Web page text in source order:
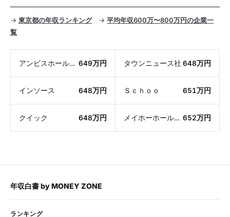
→ 東京都の年収ランキング→ 平均年収600万〜800万円の企業一
覧
アンビスホールディングス 649万円 タウンニュース社 648万円
インソース 648万円 Ｓｃｈｏｏ 651万円
クイック 648万円 メイホーホールディングス 652万円
年収白書byMONEY ZONE
ランキング